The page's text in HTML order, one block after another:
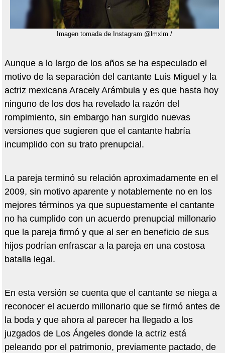
Imagen tomada de Instagram @lmxlm /
Aunque a lo largo de los años se ha especulado el
motivo de la separación del cantante Luis Miguel y la
actriz mexicana Aracely Arámbula y es que hasta hoy
ninguno de los dos ha revelado la razón del
rompimiento, sin embargo han surgido nuevas
versiones que sugieren que el cantante habría
incumplido con su trato prenupcial.
La pareja terminó su relación aproximadamente en el
2009, sin motivo aparente y notablemente no en los
mejores términos ya que supuestamente el cantante
no ha cumplido con un acuerdo prenupcial millonario
que la pareja firmó y que al ser en beneficio de sus
hijos podrían enfrascar a la pareja en una costosa
batalla legal.
En esta versión se cuenta que el cantante se niega a
reconocer el acuerdo millonario que se firmó antes de
la boda y que ahora al parecer ha llegado a los
juzgados de Los Ángeles donde la actriz está
peleando por el patrimonio, previamente pactado, de